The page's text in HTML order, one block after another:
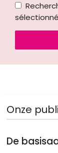
Onze
De